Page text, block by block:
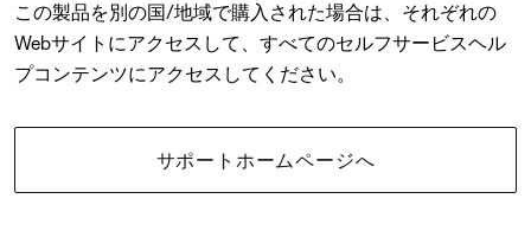
この製品を別の国/地域で購入された場合は、それぞれの
Webサイトにアクセスして、すべてのセルフサービスヘル
プコンテンツにアクセスしてください。
サポートホームページへ